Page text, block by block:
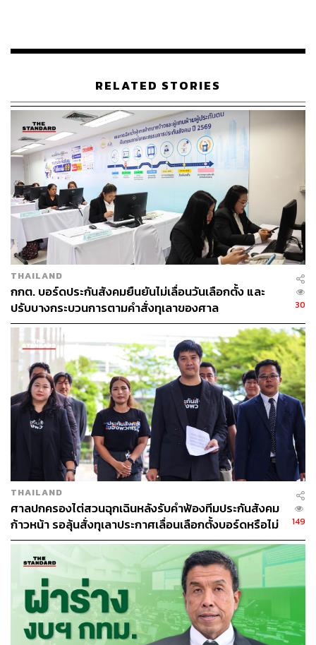
ไม่จัดการควบคุมดูแลต่อไป
“ก็คงช่วยอะไรไม่ได้ ถ้าเป็นไปตามนั้นนะ” วิทยาระบุ
จากนั้นในเวลา 01.45 น. วันนี้ (21 พฤษภาคม) วิทยาได้ส่ง
คำฟ้องที่ยื่นฟ้องไปให้ผู้สื่อข่าว โดยในคำฟ้องระบุคำขอ
จำนวน 3 ข้อ ได้แก่
ให้เลื่อนการเลือกตั้งผู้ว่าฯ กทม. ออกไปอีก 1 สัปดาห์
ให้ผู้สมัครผู้ว่าฯ กทม. ทุกคนปลดป้ายโฆษณาตามถนน
ทุกแห่งให้หมด
ห้ามมิให้นักจัดรายการวิทยุ โทรทัศน์ และหนังสือพิมพ์
จัดอีเวนต์การเมืองอย่างไม่เป็นธรรม
TAGS: ศาลปกครอง เลือกตั้งผู้ว่าฯ กทม
ผู้ว่าฯ กทม.
ผู้ว่าราชการกรุงเทพมหานคร
เลือกตั้ง ส.ก.
วิทยา จังกอบพัฒนา
118
ABOUT THE AUTHOR
พสิษฐ์ คงคุณากรกุล
คนทำงานข่าวตัวเล็กๆ สนใจงาน
วารสารศาสตร์เชิงข้อมูล และสถานการณ์
รอบตัว
RELATED STORIES
THAILAND
กกต. บอร์ดประกันสังคมยืนยันไม่เลื่อนวันเลือกตั้ง และ
ปรับบางกระบวนการตามคำสั่งทุเลาของศาล
30
THAILAND
ศาลปกครองไต่สวนฉุกเฉินหลังรับคำฟ้องทีมประกันสังคม
ก้าวหน้า รอลุ้นสั่งทุเลาประกาศเลื่อนเลือกตั้งบอร์ดหรือไม่
149